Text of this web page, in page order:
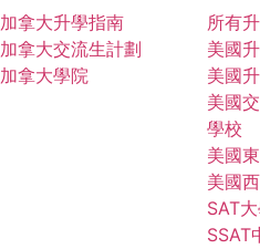
加拿大升學指南
加拿大交流生計劃
加拿大學院
所有
美國
美國
美國
學校
美國
美國
SAT
SSAT